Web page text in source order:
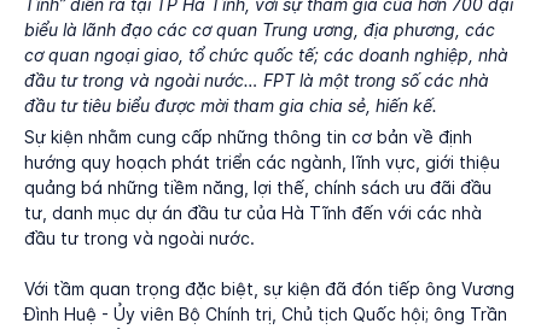
Tĩnh” diễn ra tại TP Hà Tĩnh, với sự tham gia của hơn 700 đại
biểu là lãnh đạo các cơ quan Trung ương, địa phương, các
cơ quan ngoại giao, tổ chức quốc tế; các doanh nghiệp, nhà
đầu tư trong và ngoài nước… FPT là một trong số các nhà
đầu tư tiêu biểu được mời tham gia chia sẻ, hiến kế.
Sự kiện nhằm cung cấp những thông tin cơ bản về định
hướng quy hoạch phát triển các ngành, lĩnh vực, giới thiệu
quảng bá những tiềm năng, lợi thế, chính sách ưu đãi đầu
tư, danh mục dự án đầu tư của Hà Tĩnh đến với các nhà
đầu tư trong và ngoài nước.
Với tầm quan trọng đặc biệt, sự kiện đã đón tiếp ông Vương
Đình Huệ - Ủy viên Bộ Chính trị, Chủ tịch Quốc hội; ông Trần